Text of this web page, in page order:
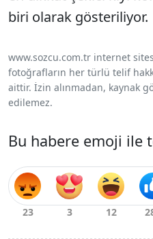
biri olarak gösteriliyor.
www.sozcu.com.tr internet
fotoğrafların her türlü telif
aittir. İzin alınmadan, kaynak
edilemez.
Bu habere emoji ile